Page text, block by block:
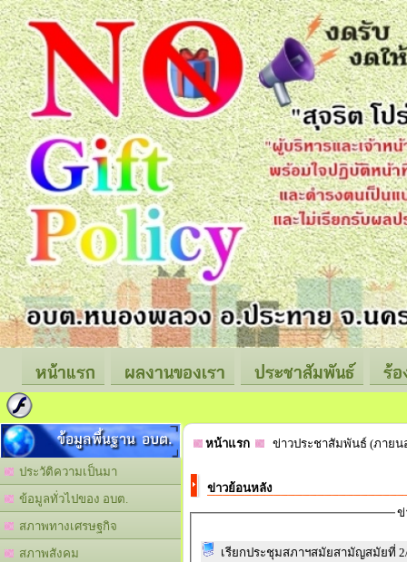
หน้าแรก ผลงานของเรา ประชาสัมพันธ์ ร้
ข้อมูลพื้นฐาน อบต.
ประวัติความเป็นมา
ข้อมูลทั่วไปของ อบต.
สภาพทางเศรษฐกิจ
สภาพสังคม
หน้าแรก ข่าวประชาสัมพันธ์ (ภาย
ข่าวย้อนหลัง
ข่
เรียกประชุมสภาฯสมัยสามัญสมัยที่